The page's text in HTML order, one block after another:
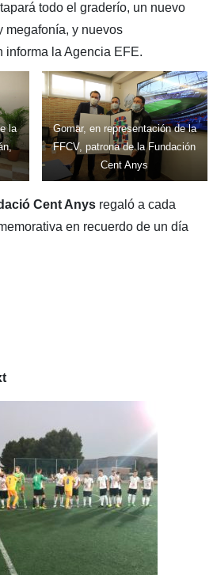
todo el graderío, un nuevo
megafonía, y nuevos
informa la Agencia EFE.
la
Gomar, en representación de la
FFCV, patrona de la Fundación
Cent Anys
Cent Anys regaló a cada
en recuerdo de un día